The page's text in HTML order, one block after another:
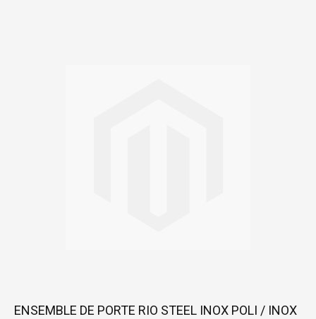
Skip
ENSEMBLE DE PORTE RIO STEEL INOX POLI / INOX